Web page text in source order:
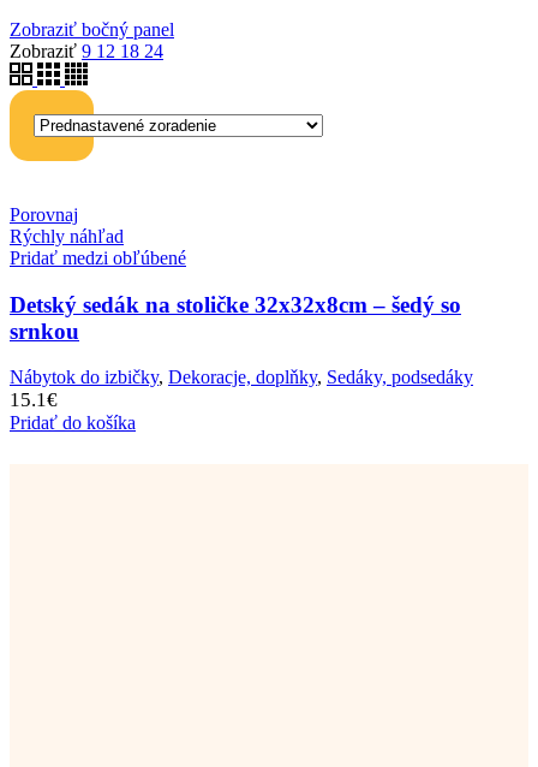
Zobraziť bočný panel
Zobraziť 9 12 18 24
Porovnaj
Rýchly náhľad
Pridať medzi obľúbené
Detský sedák na stoličke 32x32x8cm – šedý so
srnkou
Nábytok do izbičky, Dekoracje, doplňky, Sedáky, podsedáky
15.1€
Pridať do košíka